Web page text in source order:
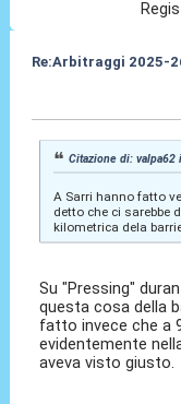
Re:Arbitraggi 2025-
Citazione di: valpa62
A Sarri hanno fatto
detto che ci sarebbe
kilometrica dela
Su "Pressing"
questa cosa della
fatto invece che a
evidentemente
aveva visto giusto.